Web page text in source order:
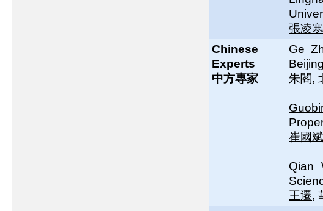
張凌寒
Chinese
Experts
中方專家
Ge
朱閣,
崔國斌
Qian
王遷,